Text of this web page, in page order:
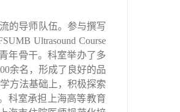
的导师队伍。参与撰写
Ultrasound Course
年骨干。科室举办了多
余名，形成了良好的品
方法基础上，积极探索
科室承担上海高等教育